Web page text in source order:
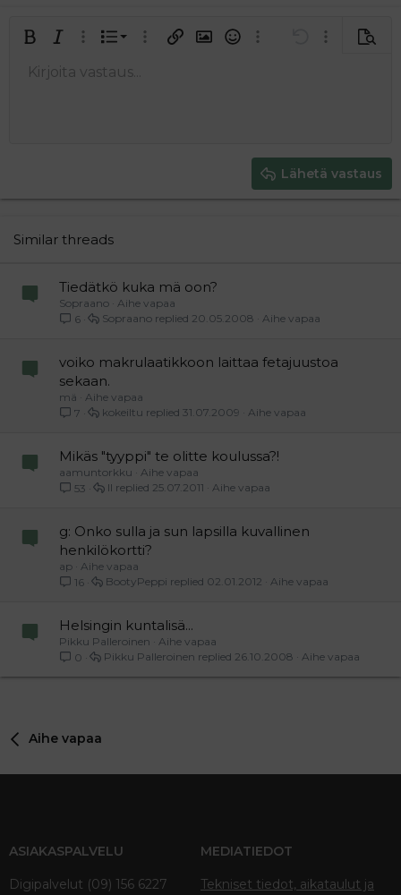
LihavoituKursivoitu
Laajennettuun editoriin…
Lista
Järjestetty lista
Laajennettuun editoriin…
Lisää hyperlinkki
Lisää kuva
HymiötLaajennettuun
Kumoa
Fontin koko
9
26
Tekstiväri
KirjasintyyliArial
Yliviivaa
Tasaus Tasaa vasemmalle
Paragraph format
Normal
LainausLisää video/media
Lisää taulukko
Insert horizontal line
Tee uudelleen
BBCode-näkymä
Poista muotoilu
Luonnokset
Kirjoita vastaus...
Lähetä vastaus
Similar threads
Tiedätkö kuka mä oon?
Sopraano Aihe vapaa
6
Aihe vapaa
20.05.2008
Sopraano
voiko makrulaatikkoon laittaa fetajuustoa
sekaan.
mä
Aihe vapaa
7
Aihe vapaa
31.07.2009
kokeiltu
Mikäs "tyyppi" te olitte koulussa?!
aamuntorkku
Aihe vapaa
53
Aihe vapaa
25.07.2011
ll
g: Onko sulla ja sun lapsilla kuvallinen
henkilökortti?
ap Aihe vapaa
16
Aihe vapaa
02.01.2012
BootyPeppi
Helsingin kuntalisä...
Pikku Palleroinen
Aihe vapaa
0
Aihe vapaa
26.10.2008
Pikku Palleroinen
Aihe vapaa
ASIAKASPALVELU
Digipalvelut (09) 156 6227
MEDIATIEDOT
Tekniset tiedot, aikataulut ja